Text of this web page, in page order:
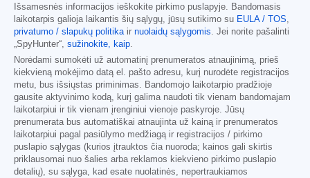
Išsamesnės informacijos ieškokite pirkimo puslapyje. Bandomasis
laikotarpis galioja laikantis šių sąlygų, jūsų sutikimo su EULA / TOS
privatumo / slapukų politika ir nuolaidų sąlygomis . Jei norite pašalinti
„SpyHunter“, sužinokite, kaip
Norėdami sumokėti už automatinį prenumeratos atnaujinimą, prieš
kiekvieną mokėjimo datą el. pašto adresu, kurį nurodėte registracijos
metu, bus išsiųstas priminimas. Bandomojo laikotarpio pradžioje
gausite aktyvinimo kodą, kurį galima naudoti tik vienam bandomajam
laikotarpiui ir tik vienam įrenginiui vienoje paskyroje. Jūsų
prenumerata bus automatiškai atnaujinta už kainą ir prenumeratos
laikotarpiui pagal pasiūlymo medžiagą ir registracijos / pirkimo
puslapio sąlygas (kurios įtrauktos čia nuoroda; kainos gali skirtis
priklausomai nuo šalies arba reklamos kiekvieno pirkimo puslapio
detalių), su sąlyga, kad esate nuolatinės, nepertraukiamos